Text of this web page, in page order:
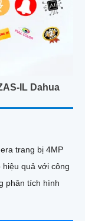
IL Dahua
trang bị 4MP
hiệu quả với công
phân tích hình